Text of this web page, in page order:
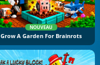
NOUVEAU
Grow A Garden For Brainrots